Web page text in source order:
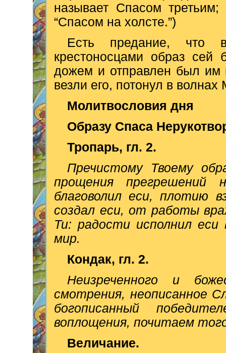
называет Спасом
“Спасом на холсте.”)
Есть предание, что
крестоносцами образ
дожем и отправлен был им
везли его, потонул в
Молитвословия дня
Образу Спаса
Тропарь, гл. 2.
Пречистому Твоему
прощения
благоволил еси, плотию
создал еси, от работы
Ти: радости исполнил
мир.
Кондак, гл. 2.
Неизреченного и
смотрения, неописанное
богописанный
воплощения, почитаем
Величание.